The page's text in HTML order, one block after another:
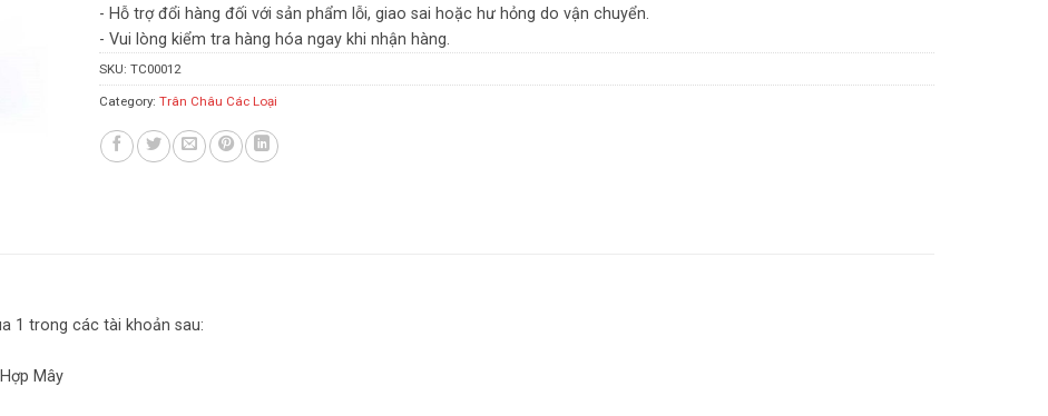
- Hỗ trợ đổi hàng đối với sản phẩm lỗi, giao sai hoặc hư hỏng do vận chuyển.
- Vui lòng kiểm tra hàng hóa ngay khi nhận hàng.
SKU: TC00012
Category: Trân Châu Các Loại
1 trong các tài khoản sau:
Mây